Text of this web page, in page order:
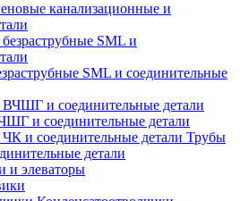
канализационные и
SML и соединительные
и соединительные детали
Трубы
детали
и элеваторы